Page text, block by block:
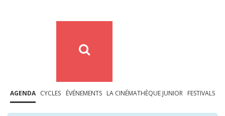
AGENDA CYCLES ÉVÉNEMENTS LA CINÉMATHÈQUE JUNIOR FESTIVALS